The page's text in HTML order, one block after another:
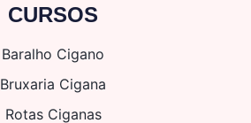
CURSOS
Baralho Cigano
Bruxaria Cigana
Rotas Ciganas